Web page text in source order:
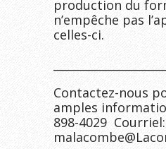
production du
n’empêche pas
celles-ci.
Contactez-nous
amples
898-4029 Courriel: